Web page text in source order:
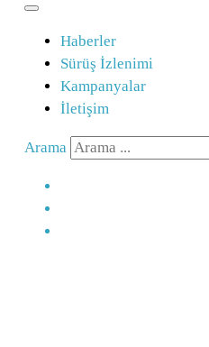
Haberler
Sürüş İzlenimi
Kampanyalar
İletişim
Arama